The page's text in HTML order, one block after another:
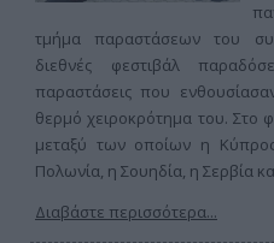
τμήμα παραστάσεων του
διεθνές φεστιβάλ
παραστάσεις που
θερμό χειροκρότημα του. Στο
μεταξύ των οποίων η
Πολωνία, η Σουηδία, η Σερβία
Διαβάστε περισσότερα...